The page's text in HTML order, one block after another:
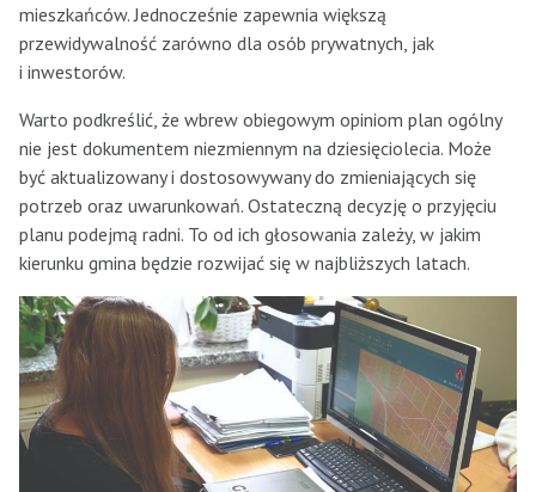
mieszkańców. Jednocześnie zapewnia większą
przewidywalność zarówno dla osób prywatnych, jak
i inwestorów.
Warto podkreślić, że wbrew obiegowym opiniom plan ogólny
nie jest dokumentem niezmiennym na dziesięciolecia. Może
być aktualizowany i dostosowywany do zmieniających się
potrzeb oraz uwarunkowań. Ostateczną decyzję o przyjęciu
planu podejmą radni. To od ich głosowania zależy, w jakim
kierunku gmina będzie rozwijać się w najbliższych latach.